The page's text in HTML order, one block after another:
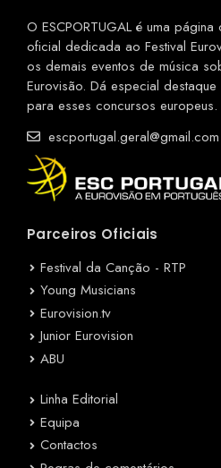
O ESCPORTUGAL é uma
oficial dedicada ao Festival
os demais eventos de música
Eurovisão. Dá especial
para esses concursos europeus.
escportugal.geral@gmail.com
Parceiros Oficiais
Festival da Canção - RTP
Young Musicians
Eurovision.tv
Junior Eurovision
ABU
Linha Editorial
Equipa
Contactos